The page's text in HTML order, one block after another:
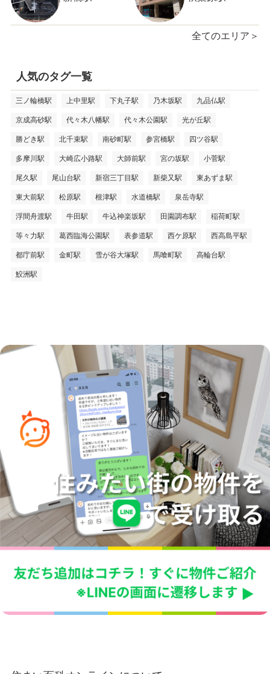
全てのエリア＞
人気のタグ一覧
三ノ輪橋駅 上中里駅 下丸子駅 乃木坂駅 九品仏駅
京成高砂駅 代々木八幡駅 代々木公園駅 光が丘駅
勝どき駅 北千束駅 南砂町駅 参宮橋駅 四ツ谷駅
多摩川駅 大崎広小路駅 大師前駅 宮の坂駅 小菅駅
尾久駅 尾山台駅 新宿三丁目駅 新柴又駅 東あずま駅
東大前駅 松原駅 根津駅 水道橋駅 泉岳寺駅
浮間舟渡駅 牛田駅 牛込神楽坂駅 田園調布駅 稲荷町駅
等々力駅 葛西臨海公園駅 表参道駅 西ケ原駅 西高島平駅
都庁前駅 金町駅 雪が谷大塚駅 馬喰町駅 高輪台駅
鮫洲駅